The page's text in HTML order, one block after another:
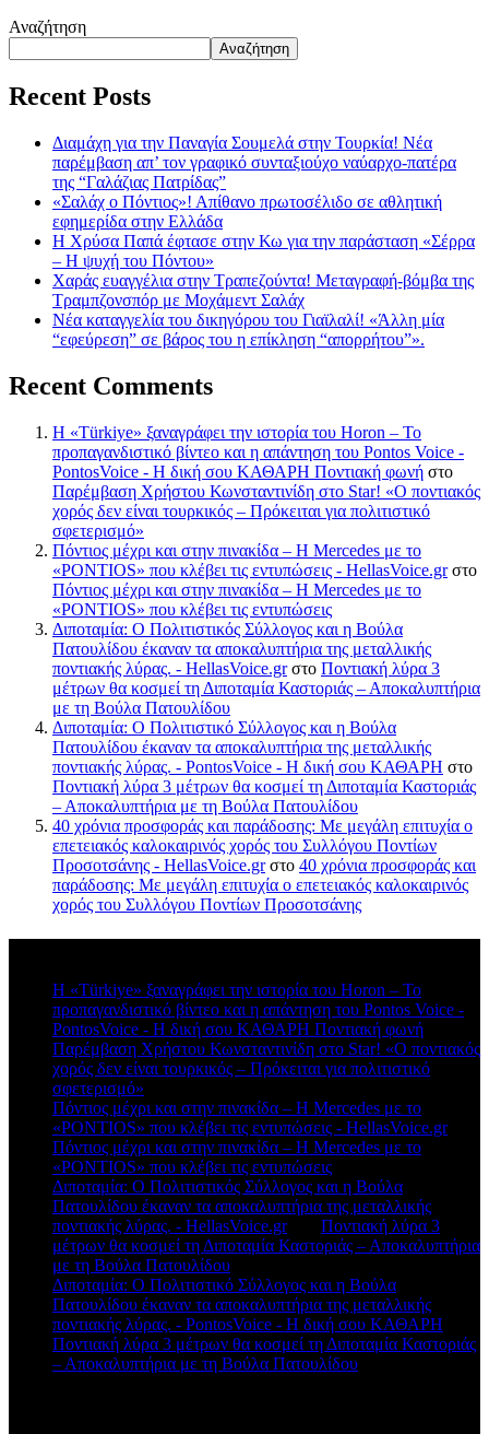
Αναζήτηση
Αναζήτηση
Recent Posts
Διαμάχη για την Παναγία Σουμελά στην Τουρκία! Νέα
παρέμβαση απ’ τον γραφικό συνταξιούχο ναύαρχο-πατέρα
της “Γαλάζιας Πατρίδας”
«Σαλάχ ο Πόντιος»! Απίθανο πρωτοσέλιδο σε αθλητική
εφημερίδα στην Ελλάδα
Η Χρύσα Παπά έφτασε στην Κω για την παράσταση «Σέρρα
– Η ψυχή του Πόντου»
Χαράς ευαγγέλια στην Τραπεζούντα! Μεταγραφή-βόμβα της
Τραμπζονσπόρ με Μοχάμεντ Σαλάχ
Νέα καταγγελία του δικηγόρου του Γιαϊλαλί! «Άλλη μία
“εφεύρεση” σε βάρος του η επίκληση “απορρήτου”».
Recent Comments
Η «Türkiye» ξαναγράφει την ιστορία του Horon – Το
προπαγανδιστικό βίντεο και η απάντηση του Pontos Voice -
PontosVoice - H δική σου ΚΑΘΑΡΗ Ποντιακή φωνή στο
Παρέμβαση Χρήστου Κωνσταντινίδη στο Star! «Ο ποντιακός
χορός δεν είναι τουρκικός – Πρόκειται για πολιτιστικό
σφετερισμό»
Πόντιος μέχρι και στην πινακίδα – Η Mercedes με το
«PONTIOS» που κλέβει τις εντυπώσεις - HellasVoice.grστο
Πόντιος μέχρι και στην πινακίδα – Η Mercedes με το
«PONTIOS» που κλέβει τις εντυπώσεις
Διποταμία: Ο Πολιτιστικός Σύλλογος και η Βούλα
Πατουλίδου έκαναν τα αποκαλυπτήρια της μεταλλικής
ποντιακής λύρας. - HellasVoice.grστο Ποντιακή λύρα 3
μέτρων θα κοσμεί τη Διποταμία Καστοριάς – Αποκαλυπτήρια
με τη Βούλα Πατουλίδου
Διποταμία: Ο Πολιτιστικό Σύλλογος και η Βούλα
Πατουλίδου έκαναν τα αποκαλυπτήρια της μεταλλικής
ποντιακής λύρας. - PontosVoice - H δική σου ΚΑΘΑΡΗ στο
Ποντιακή λύρα 3 μέτρων θα κοσμεί τη Διποταμία Καστοριάς
– Αποκαλυπτήρια με τη Βούλα Πατουλίδου
40 χρόνια προσφοράς και παράδοσης: Με μεγάλη επιτυχία ο
επετειακός καλοκαιρινός χορός του Συλλόγου Ποντίων
Προσοτσάνης - HellasVoice.grστο 40 χρόνια προσφοράς και
παράδοσης: Με μεγάλη επιτυχία ο επετειακός καλοκαιρινός
χορός του Συλλόγου Ποντίων Προσοτσάνης
Η «Türkiye» ξαναγράφει την ιστορία του Horon – Το
προπαγανδιστικό βίντεο και η απάντηση του Pontos Voice -
PontosVoice - H δική σου ΚΑΘΑΡΗ Ποντιακή φωνή
Παρέμβαση Χρήστου Κωνσταντινίδη στο Star! «Ο ποντιακός
χορός δεν είναι τουρκικός – Πρόκειται για πολιτιστικό
σφετερισμό»
Πόντιος μέχρι και στην πινακίδα – Η Mercedes με το
«PONTIOS» που κλέβει τις εντυπώσεις - HellasVoice.grστο
Πόντιος μέχρι και στην πινακίδα – Η Mercedes με το
«PONTIOS» που κλέβει τις εντυπώσεις
Διποταμία: Ο Πολιτιστικός Σύλλογος και η Βούλα
Πατουλίδου έκαναν τα αποκαλυπτήρια της μεταλλικής
ποντιακής λύρας. - HellasVoice.grστο Ποντιακή λύρα 3
μέτρων θα κοσμεί τη Διποταμία Καστοριάς – Αποκαλυπτήρια
με τη Βούλα Πατουλίδου
Διποταμία: Ο Πολιτιστικό Σύλλογος και η Βούλα
Πατουλίδου έκαναν τα αποκαλυπτήρια της μεταλλικής
ποντιακής λύρας. - PontosVoice - H δική σου ΚΑΘΑΡΗ
Ποντιακή λύρα 3 μέτρων θα κοσμεί τη Διποταμία Καστοριάς
– Αποκαλυπτήρια με τη Βούλα Πατουλίδου